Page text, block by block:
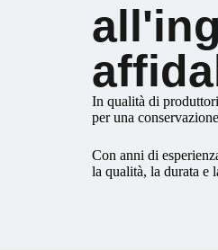
In qualità di
per una
Con anni di
la qualità, la durata e